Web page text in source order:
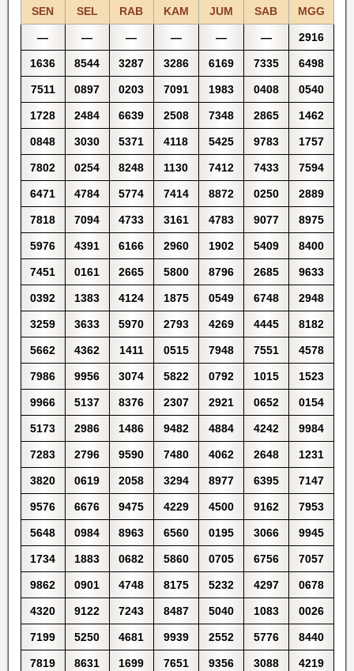
SEN SEL RAB KAM JUM SAB MGG
— — — — — — 2916
1636 8544 3287 3286 6169 7335 6498
7511 0897 0203 7091 1983 0408 0540
1728 2484 6639 2508 7348 2865 1462
0848 3030 5371 4118 5425 9783 1757
7802 0254 8248 1130 7412 7433 7594
6471 4784 5774 7414 8872 0250 2889
7818 7094 4733 3161 4783 9077 8975
5976 4391 6166 2960 1902 5409 8400
7451 0161 2665 5800 8796 2685 9633
0392 1383 4124 1875 0549 6748 2948
3259 3633 5970 2793 4269 4445 8182
5662 4362 1411 0515 7948 7551 4578
7986 9956 3074 5822 0792 1015 1523
9966 5137 8376 2307 2921 0652 0154
5173 2986 1486 9482 4884 4242 9984
7283 2796 9590 7480 4062 2648 1231
3820 0619 2058 3294 8977 6395 7147
9576 6676 9475 4229 4500 9162 7953
5648 0984 8963 6560 0195 3066 9945
1734 1883 0682 5860 0705 6756 7057
9862 0901 4748 8175 5232 4297 0678
4320 9122 7243 8487 5040 1083 0026
7199 5250 4681 9939 2552 5776 8440
7819 8631 1699 7651 9356 3088 4219